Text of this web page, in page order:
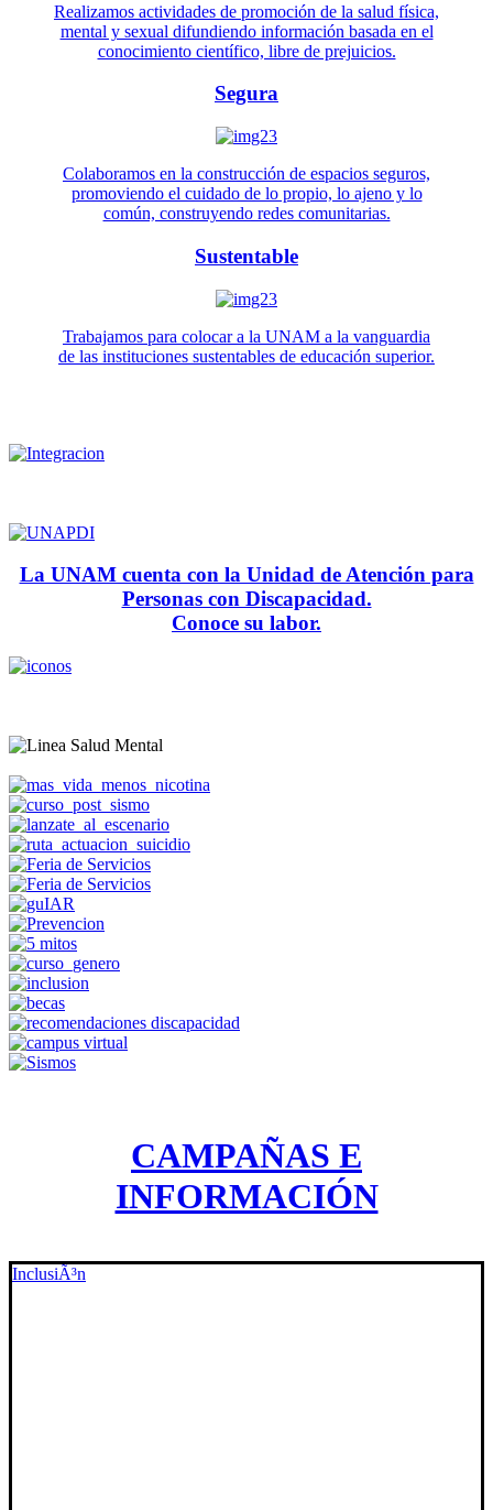
Realizamos actividades de promoción de la salud física,
mental y sexual difundiendo información basada en el
conocimiento científico, libre de prejuicios.
Segura
Colaboramos en la construcción de espacios seguros,
promoviendo el cuidado de lo propio, lo ajeno y lo
común, construyendo redes comunitarias.
Sustentable
Trabajamos para colocar a la UNAM a la vanguardia
de las instituciones sustentables de educación superior.
La UNAM cuenta con la Unidad de Atención para
Personas con Discapacidad.
Conoce su labor.
CAMPAÑAS E
INFORMACIÓN
InclusiÃ³n